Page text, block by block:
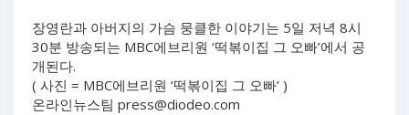
장영란과 아버지의 가슴 뭉클한 이야기는 5일 저녁 8시
30분 방송되는 MBC에브리원 ‘떡볶이집 그 오빠’에서 공
개된다.
( 사진 = MBC에브리원 ‘떡볶이집 그 오빠’ )
온라인뉴스팀 press@diodeo.com